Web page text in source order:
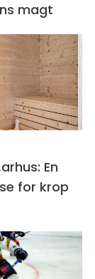
magt
En
for krop